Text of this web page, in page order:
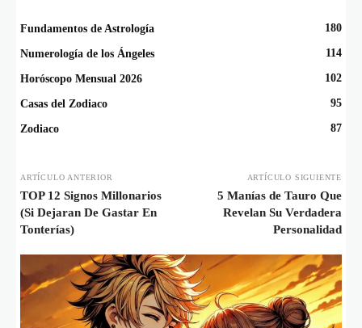
Fundamentos de Astrología 180
Numerología de los Ángeles 114
Horóscopo Mensual 2026 102
Casas del Zodiaco 95
Zodiaco 87
ARTÍCULO ANTERIOR
TOP 12 Signos Millonarios
(Si Dejaran De Gastar En
Tonterías)
ARTÍCULO SIGUIENTE
5 Manías de Tauro Que
Revelan Su Verdadera
Personalidad